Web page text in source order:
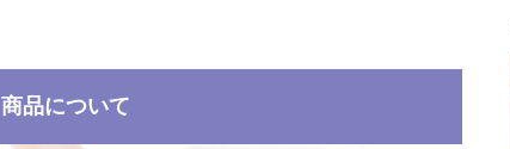
商品について